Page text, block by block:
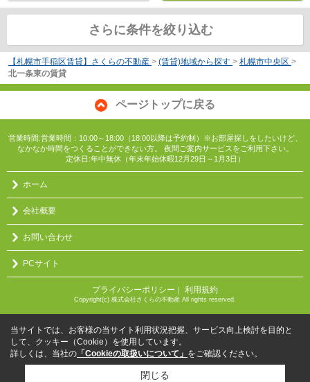
さらに条件を絞り込む
【札幌市手稲区賃貸】さくらの不動産 > (賃貸)地域から探す > 札幌市中央区 >
北一条東の賃貸
ページトップに戻る
営業時間:営業時間：10:00～18:00（18:00以降は予約制）※お部屋探しをしたいけど、
なかなか時間をつくることができない方。 夜間ご案内サービスをご利用下さい。
定休日:年中無休（年末年始休暇12月29日～1月3日）
ホーム
会社概要
お問い合わせ
PCサイト
プライバシーポリシー ｜ 利用規約
Copyright(c) 株式会社さくらの不動産 All rights reserved.
当サイトでは、お客様の当サイト利用状況把握、サービス向上検討を目的と
して、クッキー（Cookie）を使用しています。
詳しくは、当社の 「Cookieの取扱いについて」 をご確認ください。
閉じる